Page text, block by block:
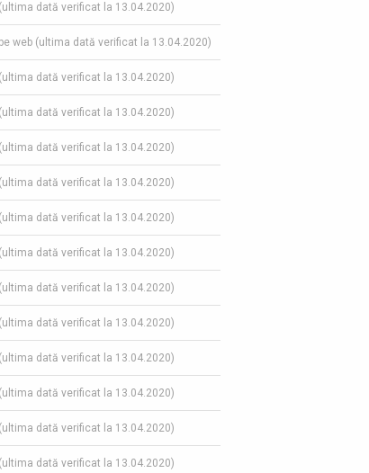
dată verificat la 13.04.2020)
web (ultima dată verificat la 13.04.2020)
dată verificat la 13.04.2020)
dată verificat la 13.04.2020)
dată verificat la 13.04.2020)
dată verificat la 13.04.2020)
dată verificat la 13.04.2020)
dată verificat la 13.04.2020)
dată verificat la 13.04.2020)
dată verificat la 13.04.2020)
dată verificat la 13.04.2020)
dată verificat la 13.04.2020)
dată verificat la 13.04.2020)
dată verificat la 13.04.2020)